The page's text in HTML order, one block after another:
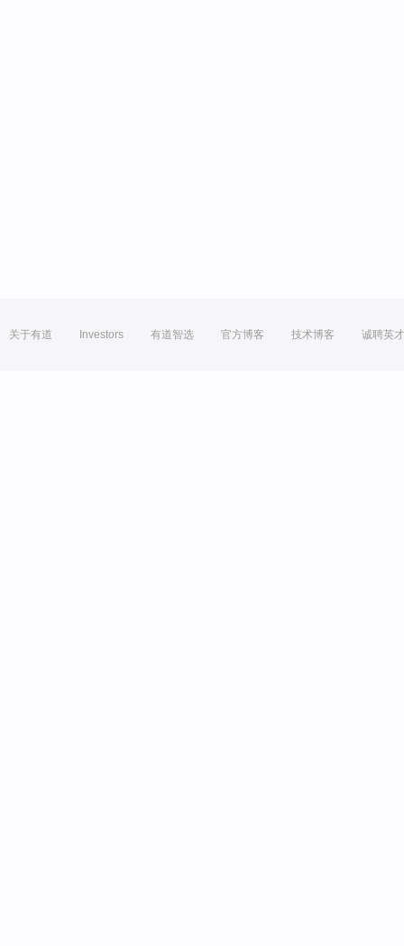
关于有道 Investors 有道智选 官方博客 技术博客 诚聘英才